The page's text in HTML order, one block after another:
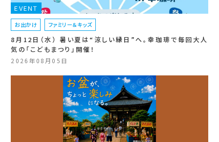
EVENT
お出かけ ファミリー＆キッズ
8月12日（水） 暑い夏は“涼しい縁日”へ。幸珈琲で毎回大人
気の「こどもまつり」開催！
2026年08月05日